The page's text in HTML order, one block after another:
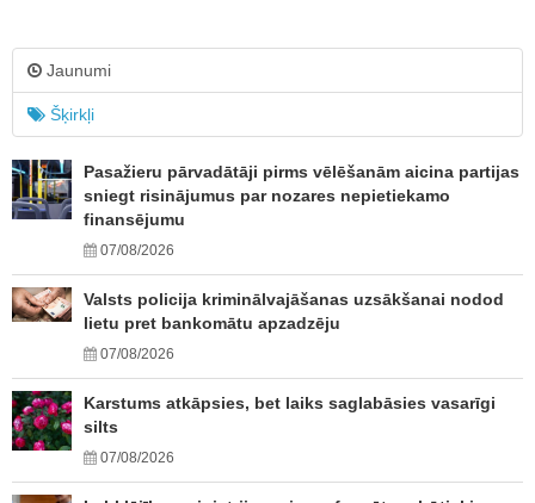
Jaunumi
Šķirkļi
Pasažieru pārvadātāji pirms vēlēšanām aicina partijas
sniegt risinājumus par nozares nepietiekamo
finansējumu
07/08/2026
Valsts policija kriminālvajāšanas uzsākšanai nodod
lietu pret bankomātu apzadzēju
07/08/2026
Karstums atkāpsies, bet laiks saglabāsies vasarīgi
silts
07/08/2026